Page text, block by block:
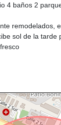
4 baños 2
remodelados,
sol de la tarde